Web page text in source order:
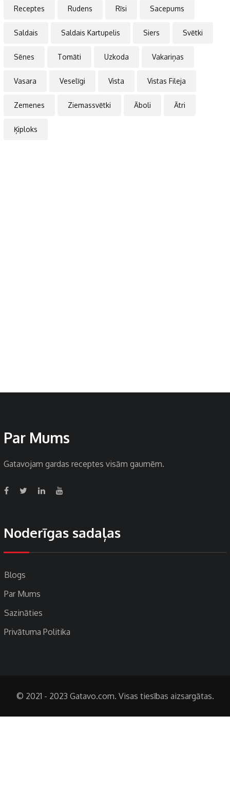
Receptes Rudens Rīsi Sacepums
Saldais Saldais Kartupelis Siers Svētki
Sēnes Tomāti Uzkoda Vakariņas
Vasara Veselīgi Vista Vistas Fileja
Zemenes Ziemassvētki Āboli Ātri
Ķiploks
Par Mums
Gatavojam gardas receptes visām gaumēm.
Noderīgas sadaļas
Blogs
Par Mums
Sazināties
Privātuma Politika
© 2021 - 2023 Gatavo.com. Visas tiesības aizsargātas.